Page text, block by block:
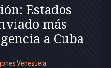
Estados
más
a Cuba
Venezuela